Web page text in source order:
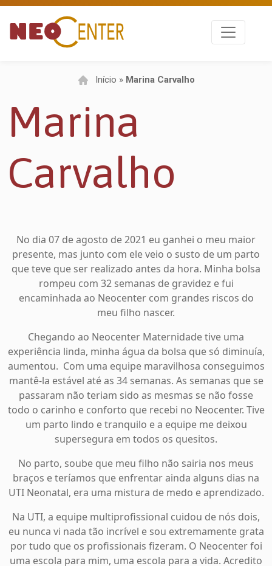
Início » Marina Carvalho
Marina
Carvalho
No dia 07 de agosto de 2021 eu ganhei o meu maior
presente, mas junto com ele veio o susto de um parto
que teve que ser realizado antes da hora. Minha bolsa
rompeu com 32 semanas de gravidez e fui
encaminhada ao Neocenter com grandes riscos do
meu filho nascer.
Chegando ao Neocenter Maternidade tive uma
experiência linda, minha água da bolsa que só diminuía,
aumentou. Com uma equipe maravilhosa conseguimos
mantê-la estável até as 34 semanas. As semanas que se
passaram não teriam sido as mesmas se não fosse
todo o carinho e conforto que recebi no Neocenter. Tive
um parto lindo e tranquilo e a equipe me deixou
supersegura em todos os quesitos.
No parto, soube que meu filho não sairia nos meus
braços e teríamos que enfrentar ainda alguns dias na
UTI Neonatal, era uma mistura de medo e aprendizado.
Na UTI, a equipe multiprofissional cuidou de nós dois,
eu nunca vi nada tão incrível e sou extremamente grata
por tudo que os profissionais fizeram. O Neocenter foi
uma escola para mim, uma escola para a vida. Acredito